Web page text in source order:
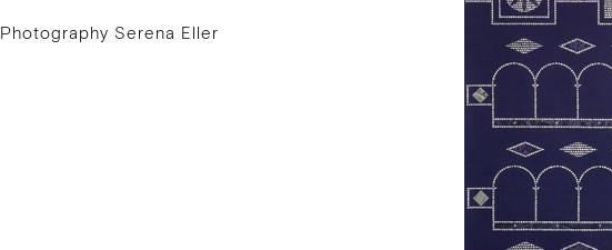
Photography Serena Eller